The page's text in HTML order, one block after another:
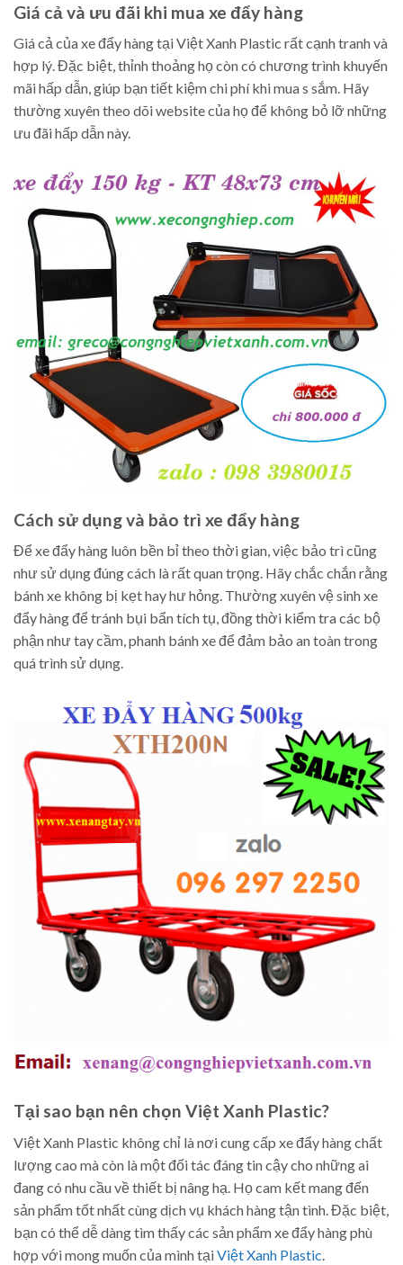
Giá cả và ưu đãi khi mua xe đẩy hàng
Giá cả của xe đẩy hàng tại Việt Xanh Plastic rất cạnh tranh và
hợp lý. Đặc biệt, thỉnh thoảng họ còn có chương trình khuyến
mãi hấp dẫn, giúp bạn tiết kiệm chi phí khi mua s sắm. Hãy
thường xuyên theo dõi website của họ để không bỏ lỡ những
ưu đãi hấp dẫn này.
Cách sử dụng và bảo trì xe đẩy hàng
Để xe đẩy hàng luôn bền bỉ theo thời gian, việc bảo trì cũng
như sử dụng đúng cách là rất quan trọng. Hãy chắc chắn rằng
bánh xe không bị kẹt hay hư hỏng. Thường xuyên vệ sinh xe
đẩy hàng để tránh bụi bẩn tích tụ, đồng thời kiểm tra các bộ
phận như tay cầm, phanh bánh xe để đảm bảo an toàn trong
quá trình sử dụng.
Tại sao bạn nên chọn Việt Xanh Plastic?
Việt Xanh Plastic không chỉ là nơi cung cấp xe đẩy hàng chất
lượng cao mà còn là một đối tác đáng tin cậy cho những ai
đang có nhu cầu về thiết bị nâng hạ. Họ cam kết mang đến
sản phẩm tốt nhất cùng dịch vụ khách hàng tận tình. Đặc biệt,
bạn có thể dễ dàng tìm thấy các sản phẩm xe đẩy hàng phù
hợp với mong muốn của mình tạiViệt Xanh Plastic.